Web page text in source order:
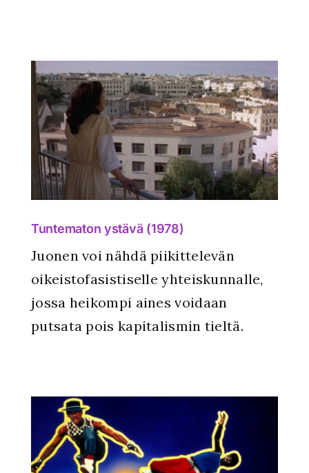
Tuntematon ystävä (1978)
Juonen voi nähdä piikittelevän
oikeistofasistiselle yhteiskunnalle,
jossa heikompi aines voidaan
putsata pois kapitalismin tieltä.